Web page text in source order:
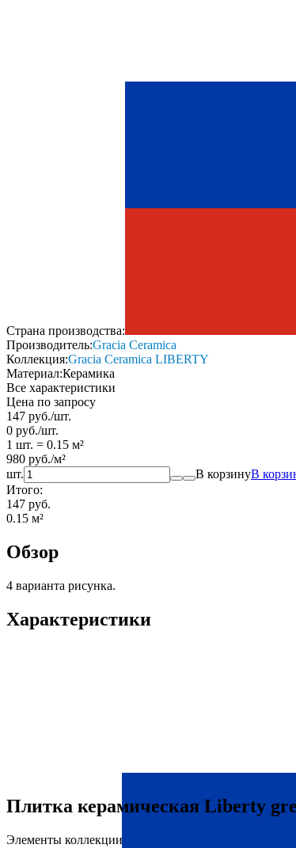
Страна производства:
Производитель:Gracia Ceramica
Коллекция:Gracia Ceramica LIBERTY
Материал:Керамика
Все характеристики
Цена по запросу
147 руб./шт.
0 руб./шт.
1 шт. = 0.15 м²
980 руб./м²
шт.
В корзинуВ
Итого:
147 руб.
0.15 м²
Обзор
4 варианта рисунка.
Характеристики
Плитка керамическая Liberty
Элементы коллекции